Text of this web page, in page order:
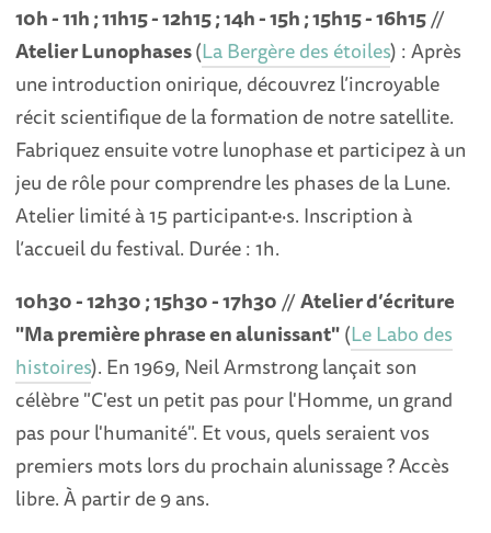
10h - 11h ; 11h15 - 12h15 ; 14h - 15h ; 15h15 - 16h15//
Atelier Lunophases(La Bergère des étoiles) : Après
une introduction onirique, découvrez l’incroyable
récit scientifique de la formation de notre satellite.
Fabriquez ensuite votre lunophase et participez à un
jeu de rôle pour comprendre les phases de la Lune.
Atelier limité à 15 participant·e·s. Inscription à
l’accueil du festival. Durée : 1h.
10h30 - 12h30 ; 15h30 - 17h30//Atelier d’écriture
"Ma première phrase en alunissant"(Le Labo des
histoires). En 1969, Neil Armstrong lançait son
célèbre "C'est un petit pas pour l'Homme, un grand
pas pour l'humanité". Et vous, quels seraient vos
premiers mots lors du prochain alunissage ? Accès
libre. À partir de 9 ans.